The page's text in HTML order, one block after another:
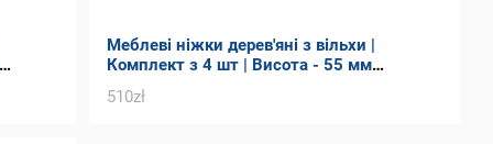
Меблеві ніжки дерев'яні з вільхи |
Комплект з 4 шт | Висота - 55 мм
Товщина - 90 мм
510zł